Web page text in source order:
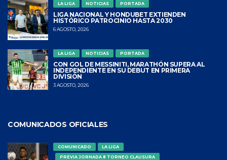
LA LIGA NOTICIAS PORTADA
LIGA NACIONAL Y HONDUBET EXTIENDEN
HISTÓRICO PATROCINIO HASTA 2030
6 AGOSTO, 2026
LA LIGA NOTICIAS PORTADA
CON GOL DE MESSINITI, MARATHÓN SUPERA AL
INDEPENDIENTE EN SU DEBUT EN PRIMERA
DIVISIÓN
3 AGOSTO, 2026
COMUNICADOS OFICIALES
COMUNICADO
LA LIGA
PREVIA JORNADA 8 TORNEO CLAUSURA